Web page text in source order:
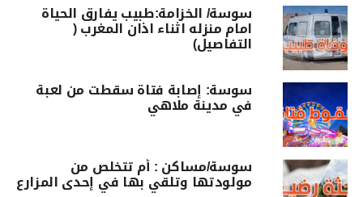
سوسة/ الخزامة:طبيب يفارق الحياة
امام منزله اثناء اذان المغرب (
التفاصيل)
سوسة: إصابة فتاة سقطت من لعبة
في مدينة ملاهي
سوسة/مساكن : أم تتخلص من
مولودتها وتلقي بها في إحدى المزارع